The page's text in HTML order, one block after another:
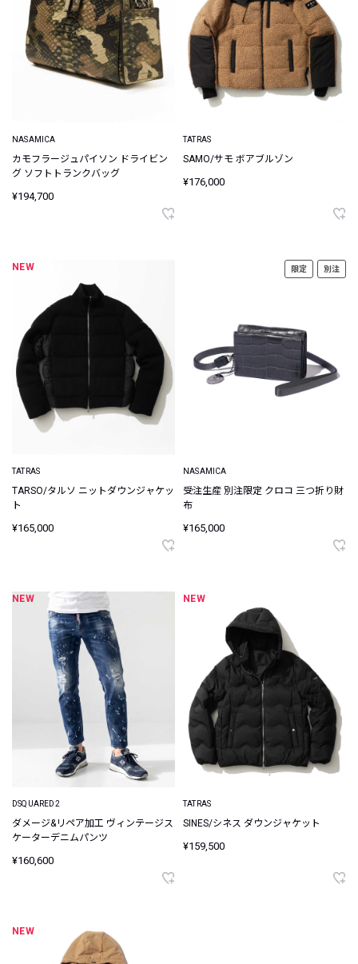
NASAMICA
カモフラージュパイソン ドライビン
グ ソフトトランクバッグ
¥194,700
TATRAS
SAMO/サモ ボアブルゾン
¥176,000
NEW
TATRAS
TARSO/タルソ ニットダウンジャケッ
ト
¥165,000
限定 別注
NASAMICA
受注生産 別注限定 クロコ 三つ折り財
布
¥165,000
NEW
DSQUARED2
ダメージ&リペア加工 ヴィンテージス
ケーターデニムパンツ
¥160,600
NEW
TATRAS
SINES/シネス ダウンジャケット
¥159,500
NEW